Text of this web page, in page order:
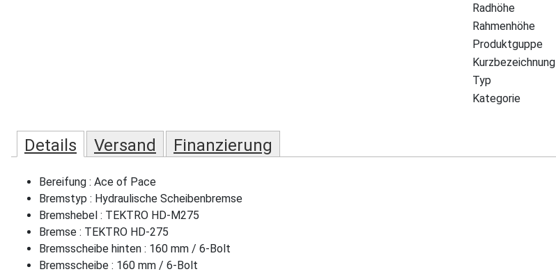
Radhöhe
Rahmenhöhe
Produktguppe
Kurzbezeichnung
Typ
Kategorie
Details Versand Finanzierung
Bereifung : Ace of Pace
Bremstyp : Hydraulische Scheibenbremse
Bremshebel : TEKTRO HD-M275
Bremse : TEKTRO HD-275
Bremsscheibe hinten : 160 mm / 6-Bolt
Bremsscheibe : 160 mm / 6-Bolt